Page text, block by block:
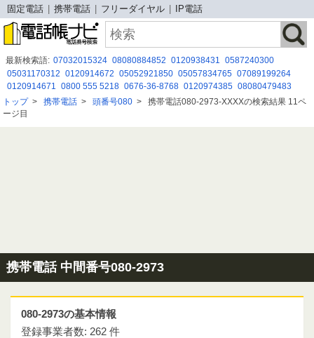
固定電話 携帯電話 フリーダイヤル IP電話
最新検索語: 07032015324 08080884852 0120938431
0587240300
05031170312 0120914672 05052921850 05057834765 07089199264
0120914671 0800 555 5218 0676-36-8768 0120974385 08080479483
０１２０６８４２６６
0120197319 05088800158 08020591061
05068625220
トップ> 携帯電話 > 頭番号080 > 携帯電話080-2973-XXXXの検索結果 11ペ
ージ目
携帯電話 中間番号080-2973
080-2973の基本情報
登録事業者数: 262 件